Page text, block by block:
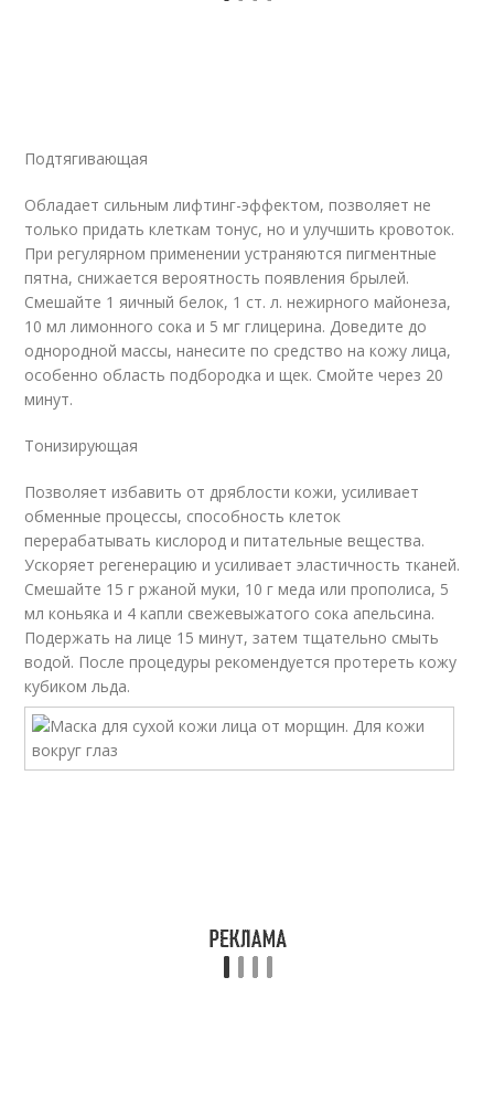
Подтягивающая
Обладает сильным лифтинг-эффектом, позволяет не
только придать клеткам тонус, но и улучшить кровоток.
При регулярном применении устраняются пигментные
пятна, снижается вероятность появления брылей.
Смешайте 1 яичный белок, 1 ст. л. нежирного майонеза,
10 мл лимонного сока и 5 мг глицерина. Доведите до
однородной массы, нанесите по средство на кожу лица,
особенно область подбородка и щек. Смойте через 20
минут.
Тонизирующая
Позволяет избавить от дряблости кожи, усиливает
обменные процессы, способность клеток
перерабатывать кислород и питательные вещества.
Ускоряет регенерацию и усиливает эластичность тканей.
Смешайте 15 г ржаной муки, 10 г меда или прополиса, 5
мл коньяка и 4 капли свежевыжатого сока апельсина.
Подержать на лице 15 минут, затем тщательно смыть
водой. После процедуры рекомендуется протереть кожу
кубиком льда.